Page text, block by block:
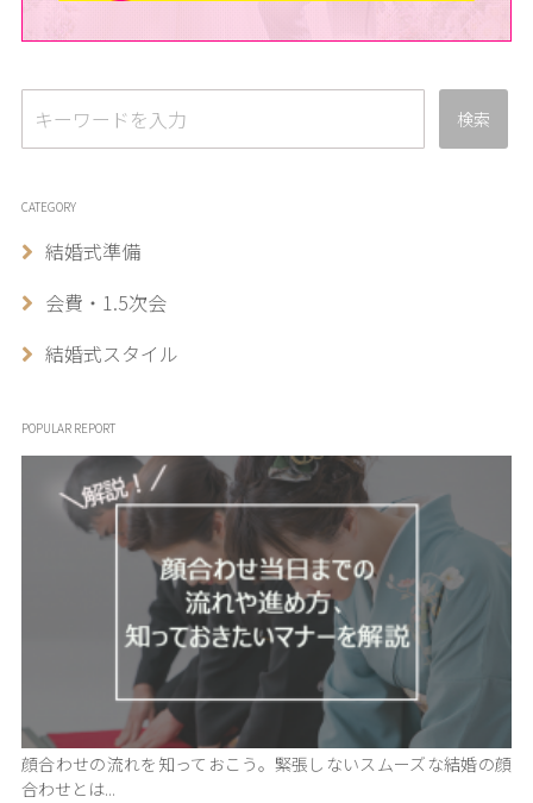
検索
CATEGORY
結婚式準備
会費・1.5次会
結婚式スタイル
POPULAR REPORT
顔合わせの流れを知っておこう。緊張しないスムーズな結婚の顔
合わせとは...